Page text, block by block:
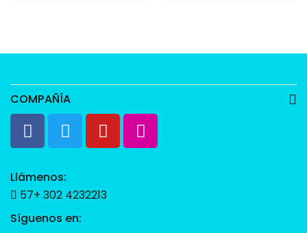
COMPAÑÍA
Llámenos:
57+ 302 4232213
Síguenos en: